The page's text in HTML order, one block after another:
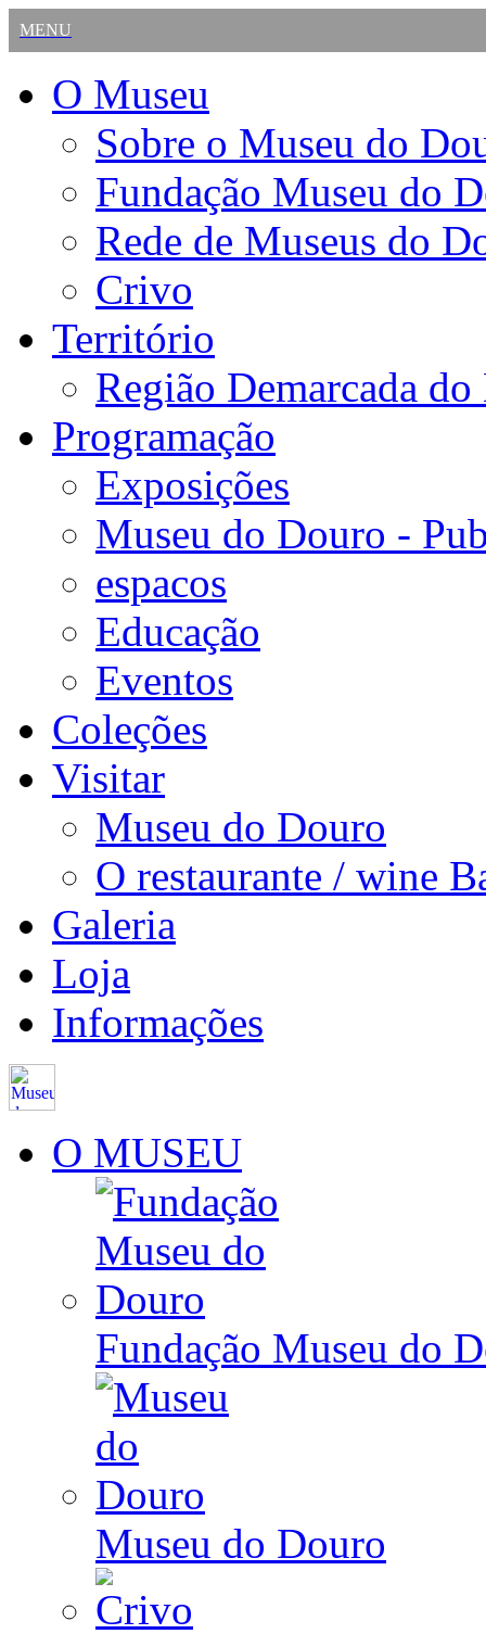
MENU
O Museu
Sobre o Museu do
Fundação Museu do
Rede de Museus do
Crivo
Território
Região Demarcada
Programação
Exposições
Museu do Douro -
espacos
Educação
Eventos
Coleções
Visitar
Museu do Douro
O restaurante / wine
Galeria
Loja
Informações
O MUSEU
Fundação Museu do
Museu do Douro